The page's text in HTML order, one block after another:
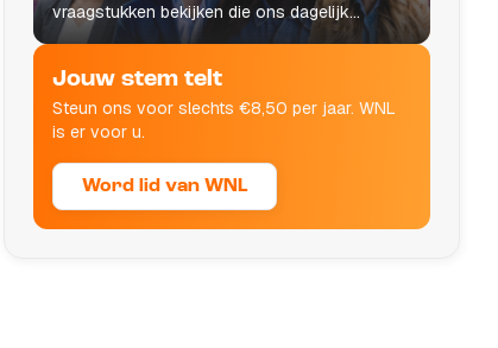
vraagstukken bekijken die ons dagelijks
leven raken.
Jouw stem telt
Steun ons voor slechts €8,50 per jaar. WNL
is er voor u.
Word lid van WNL